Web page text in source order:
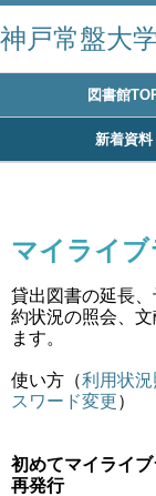
神戸常盤大
図書館
新着資料
マイライブ
貸出図書の延長
約状況の照会、
ます。
使い方（利用状況
スワード変更）
初めてマイライ
再発行